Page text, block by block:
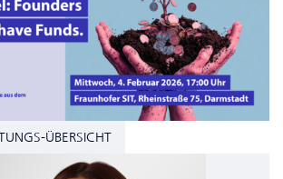
ÜBERSICHT